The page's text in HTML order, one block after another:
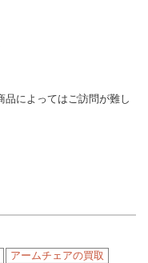
によってはご訪問が難し
アームチェアの買取